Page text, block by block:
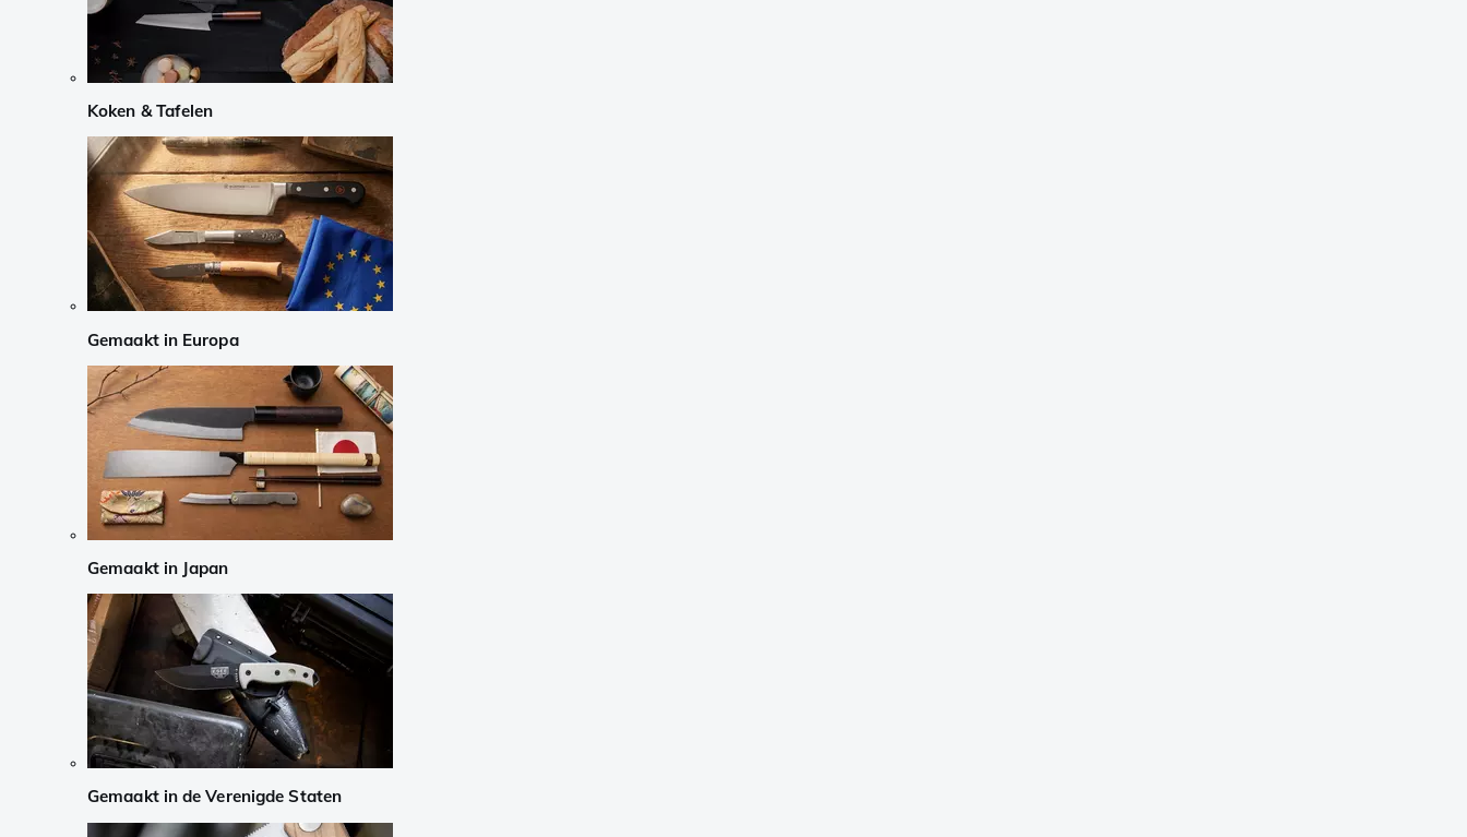
Koken & Tafelen
Gemaakt in Europa
Gemaakt in Japan
Gemaakt in de Verenigde Staten